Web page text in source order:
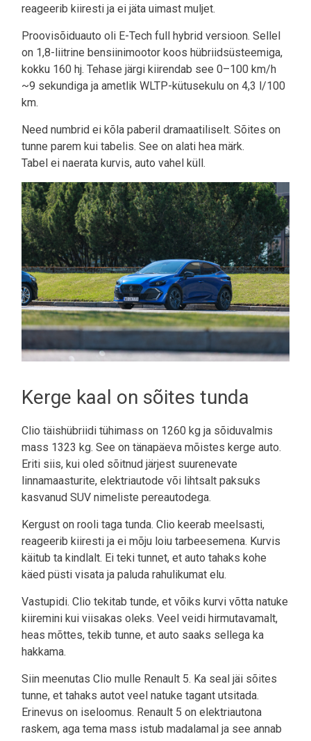
reageerib kiiresti ja ei jäta uimast muljet.
Proovisõiduauto oli E-Tech full hybrid versioon. Sellel
on 1,8-liitrine bensiinimootor koos hübriidsüsteemiga,
kokku 160 hj. Tehase järgi kiirendab see 0–100 km/h
~9 sekundiga ja ametlik WLTP-kütusekulu on 4,3 l/100
km.
Need numbrid ei kõla paberil dramaatiliselt. Sõites on
tunne parem kui tabelis. See on alati hea märk.
Tabel ei naerata kurvis, auto vahel küll.
Kerge kaal on sõites tunda
Clio täishübriidi tühimass on 1260 kg ja sõiduvalmis
mass 1323 kg. See on tänapäeva mõistes kerge auto.
Eriti siis, kui oled sõitnud järjest suurenevate
linnamaasturite, elektriautode või lihtsalt paksuks
kasvanud SUV nimeliste pereautodega.
Kergust on rooli taga tunda. Clio keerab meelsasti,
reageerib kiiresti ja ei mõju loiu tarbeesemena. Kurvis
käitub ta kindlalt. Ei teki tunnet, et auto tahaks kohe
käed püsti visata ja paluda rahulikumat elu.
Vastupidi. Clio tekitab tunde, et võiks kurvi võtta natuke
kiiremini kui viisakas oleks. Veel veidi hirmutavamalt,
heas mõttes, tekib tunne, et auto saaks sellega ka
hakkama.
Siin meenutas Clio mulle Renault 5. Ka seal jäi sõites
tunne, et tahaks autot veel natuke tagant utsitada.
Erinevus on iseloomus. Renault 5 on elektriautona
raskem, aga tema mass istub madalamal ja see annab